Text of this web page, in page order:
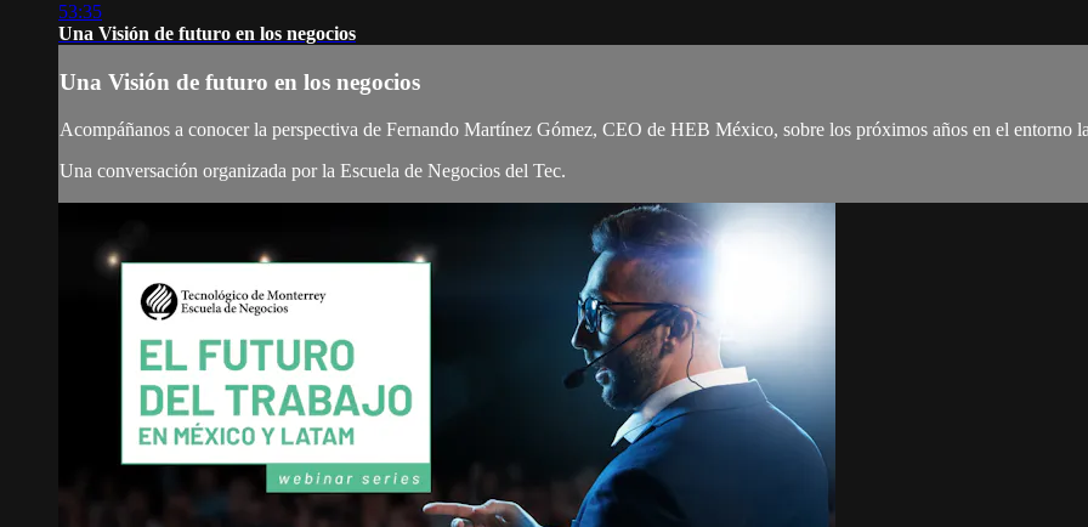
53:35
Una Visión de futuro en los negocios
Una Visión de futuro en los negocios
Acompáñanos a conocer la perspectiva de Fernando Martínez Gómez, CEO de HEB México, sobre los próximos años en el entorno
Una conversación organizada por la Escuela de Negocios del Tec.